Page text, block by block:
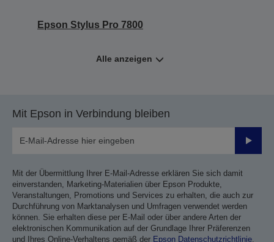
Epson Stylus Pro 7800
Alle anzeigen
Mit Epson in Verbindung bleiben
Mit der Übermittlung Ihrer E-Mail-Adresse erklären Sie sich damit
einverstanden, Marketing-Materialien über Epson Produkte,
Veranstaltungen, Promotions und Services zu erhalten, die auch zur
Durchführung von Marktanalysen und Umfragen verwendet werden
können. Sie erhalten diese per E-Mail oder über andere Arten der
elektronischen Kommunikation auf der Grundlage Ihrer Präferenzen
und Ihres Online-Verhaltens gemäß der Epson Datenschutzrichtlinie.